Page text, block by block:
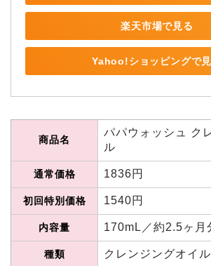
楽天市場で見る
Yahoo!ショッピングで
商品名
パパウォッシュ ク
ル
通常価格 1836円
初回特別価格 1540円
内容量 170mL／約2.5ヶ月
種類 クレンジングオイル